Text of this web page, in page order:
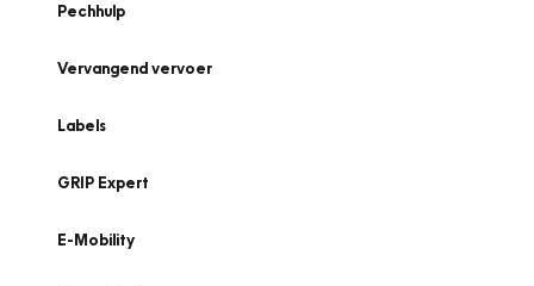
Pechhulp
Vervangend vervoer
Labels
GRIP Expert
E-Mobility